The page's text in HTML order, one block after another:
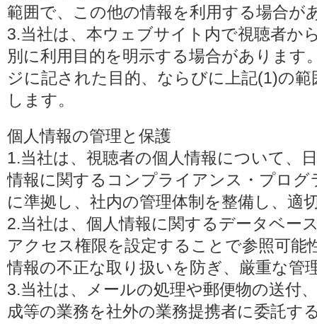
範囲で、この他の情報を利用する場合が
3.当社は、本ウェブサイト内で視聴者か
別に利用目的を明示する場合があります
ジに記された目的、ならびに上記(1)の
します。
個人情報の管理と保護
1.当社は、視聴者の個人情報について、
情報に関するコンプライアンス・プロ
に準拠し、社内の管理体制を整備し、適
2.当社は、個人情報に関するデータベー
アクセス権限を設定することで参照可能
情報の不正な取り扱いを防ぎ、厳重な管
3.当社は、メールの処理や郵便物の送付
成等の業務を社外の業務提携者に委託す